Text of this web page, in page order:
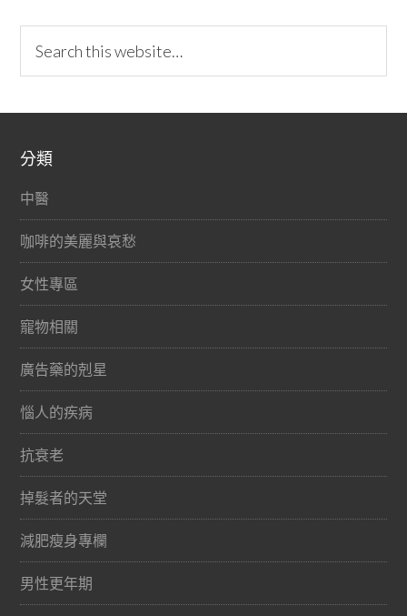
分類
中醫
咖啡的美麗與哀愁
女性專區
寵物相關
廣告藥的剋星
惱人的疾病
抗衰老
掉髮者的天堂
減肥瘦身專欄
男性更年期